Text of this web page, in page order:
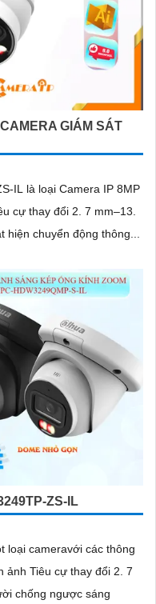
GIÁM SÁT
IL là loại Camera IP 8MP
cự thay đổi 2. 7 mm–13.
hiện chuyển động thông...
ZS-IL
loại cameravới các thông
ảnh Tiêu cự thay đổi 2. 7